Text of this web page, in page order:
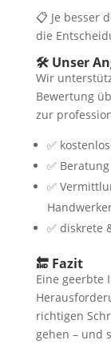
📋 Je besser
die
🛠️ Unser
Wir
Bewertung
zur
✅
✅
✅
✅ diskrete
🔚 Fazit
Eine geerbte
richtigen
gehen – und